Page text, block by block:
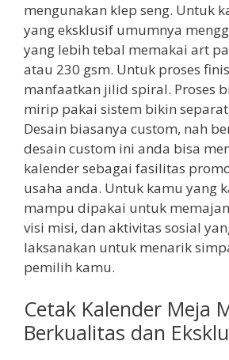
mengunakan klep seng. Untuk
yang eksklusif umumnya
yang lebih tebal memakai art
atau 230 gsm. Untuk proses
manfaatkan jilid spiral. Proses
mirip pakai sistem bikin
Desain biasanya custom, nah
desain custom ini anda bisa
kalender sebagai fasilitas
usaha anda. Untuk kamu yang
mampu dipakai untuk
visi misi, dan aktivitas sosial
laksanakan untuk menarik
pemilih kamu.
Cetak Kalender Meja
Berkualitas dan